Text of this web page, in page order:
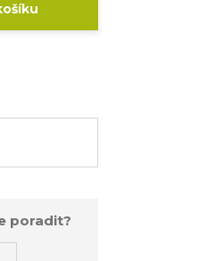
poradit?